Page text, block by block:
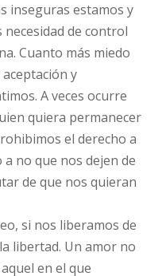
inseguras estamos y
necesidad de control
Cuanto más miedo
y
A veces ocurre
quiera permanecer
el derecho a
no que nos dejen de
de que nos quieran
si nos liberamos de
libertad. Un amor no
en el que